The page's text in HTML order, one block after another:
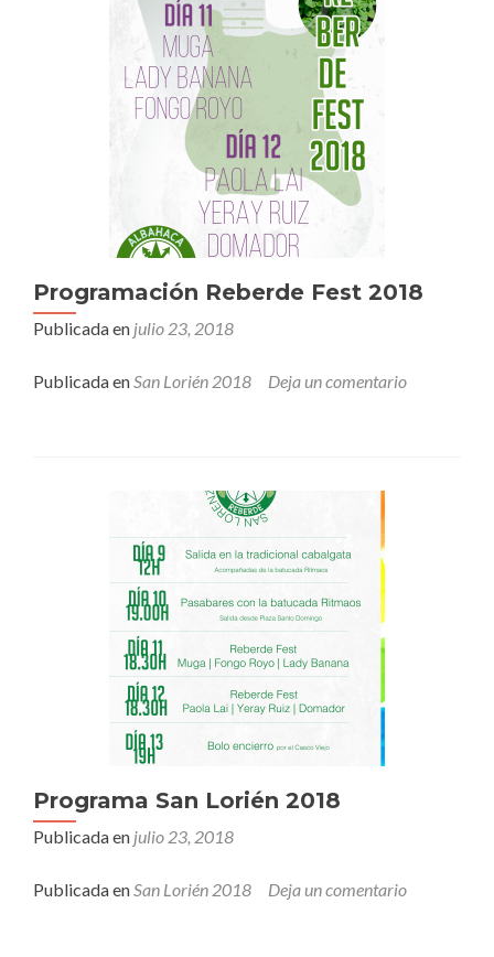
Programación Reberde Fest 2018
Publicada en julio 23, 2018
Publicada enSan Lorién 2018 Deja un comentario
Programa San Lorién 2018
Publicada en julio 23, 2018
Publicada enSan Lorién 2018 Deja un comentario